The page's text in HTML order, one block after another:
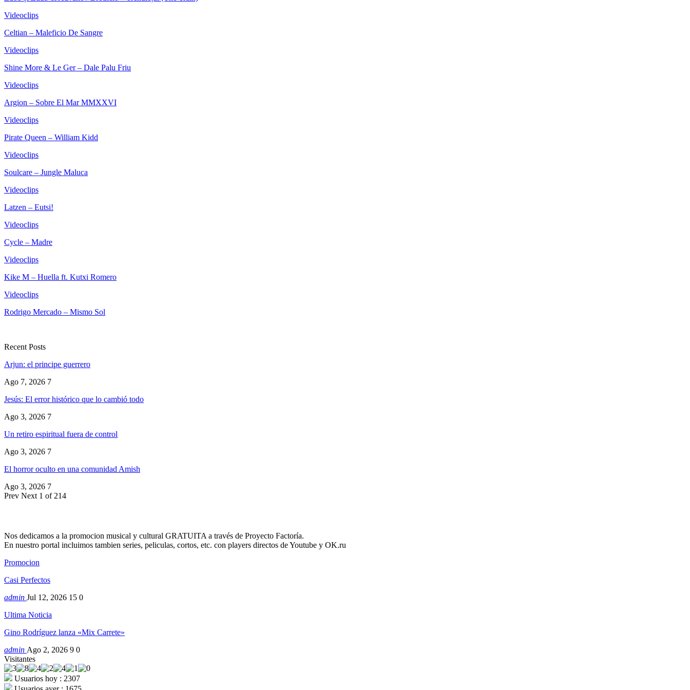
Videoclips
Celtian – Maleficio De Sangre
Videoclips
Shine More & Le Ger – Dale Palu Friu
Videoclips
Argion – Sobre El Mar MMXXVI
Videoclips
Pirate Queen – William Kidd
Videoclips
Soulcare – Jungle Maluca
Videoclips
Latzen – Eutsi!
Videoclips
Cycle – Madre
Videoclips
Kike M – Huella ft. Kutxi Romero
Videoclips
Rodrigo Mercado – Mismo Sol
Recent Posts
Arjun: el principe guerrero
Ago 7, 2026 7
Jesús: El error histórico que lo cambió todo
Ago 3, 2026 7
Un retiro espiritual fuera de control
Ago 3, 2026 7
El horror oculto en una comunidad Amish
Ago 3, 2026 7
Prev Next 1 of 214
Nos dedicamos a la promocion musical y cultural GRATUITA a través de Proyecto Factoría.
En nuestro portal incluimos tambien series, peliculas, cortos, etc. con players directos de Youtube y OK.ru
Promocion
Casi Perfectos
admin Jul 12, 2026 15 0
Ultima Noticia
Gino Rodríguez lanza «Mix Carrete»
admin Ago 2, 2026 9 0
Visitantes
Usuarios hoy : 2307